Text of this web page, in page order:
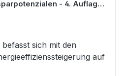
- 4. Auflage -
sich mit den
auf